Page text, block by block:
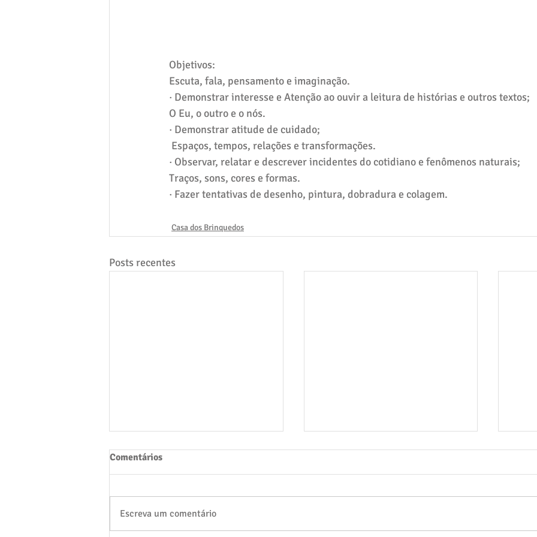
Objetivos:
Escuta, fala, pensamento e imaginação.
· Demonstrar interesse e Atenção ao ouvir a leitura de histórias e outros textos;
O Eu, o outro e o nós.
· Demonstrar atitude de cuidado;
Espaços, tempos, relações e transformações.
· Observar, relatar e descrever incidentes do cotidiano e fenômenos naturais;
Traços, sons, cores e formas.
· Fazer tentativas de desenho, pintura, dobradura e colagem.
Casa dos Brinquedos
Posts recentes
Comentários
Escreva um comentário